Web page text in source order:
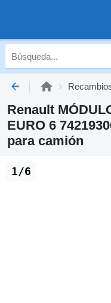
Renault
EURO 6
para camión
1/6